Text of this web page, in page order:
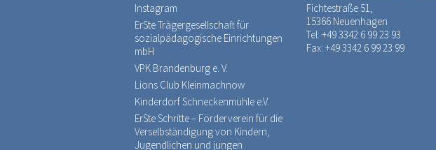
Instagram
ErSte Trägergesellschaft für
sozialpädagogische Einrichtungen
mbH
VPK Brandenburg e. V.
Lions Club Kleinmachnow
Kinderdorf Schneckenmühle e.V.
ErSte Schritte – Förderverein für die
Verselbständigung von Kindern,
Jugendlichen und jungen
Fichtestraße 51,
15366 Neuenhagen
Tel: +49 3342 6 99 23 93
Fax: +49 3342 6 99 23 99